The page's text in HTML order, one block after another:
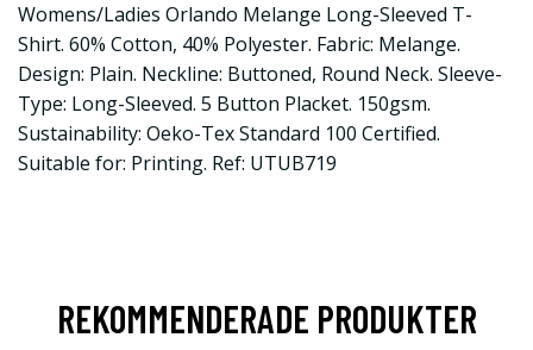
Womens/Ladies Orlando Melange Long-Sleeved T-
Shirt. 60% Cotton, 40% Polyester. Fabric: Melange.
Design: Plain. Neckline: Buttoned, Round Neck. Sleeve-
Type: Long-Sleeved. 5 Button Placket. 150gsm.
Sustainability: Oeko-Tex Standard 100 Certified.
Suitable for: Printing. Ref: UTUB719
REKOMMENDERADE PRODUKTER